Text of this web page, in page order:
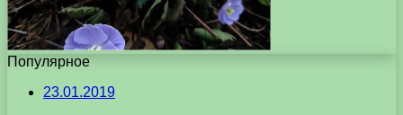
Популярное
23.01.2019